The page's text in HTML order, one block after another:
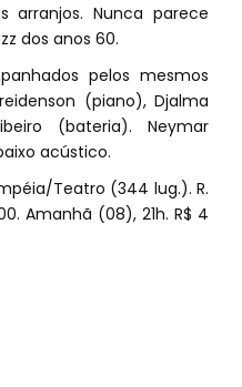
arranjos. Nunca parece
dos anos 60.
pelos mesmos
(piano), Djalma
(bateria). Neymar
acústico.
Teatro (344 lug.). R.
Amanhã (08), 21h. R$ 4